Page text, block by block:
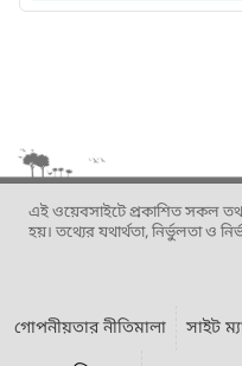
এই ওয়েবসাইটে প্রকাশিত সকল তথ্য
হয়। তথ্যের যথার্থতা, নির্ভুলতা ও
গোপনীয়তার নীতিমালা সাইট